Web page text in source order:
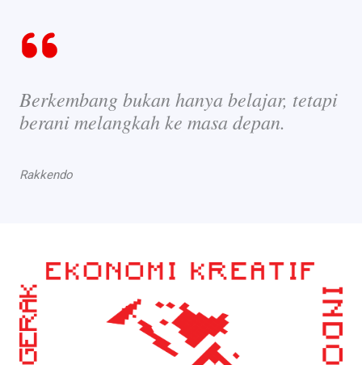
Berkembang bukan hanya belajar, tetapi
berani melangkah ke masa depan.
Rakkendo